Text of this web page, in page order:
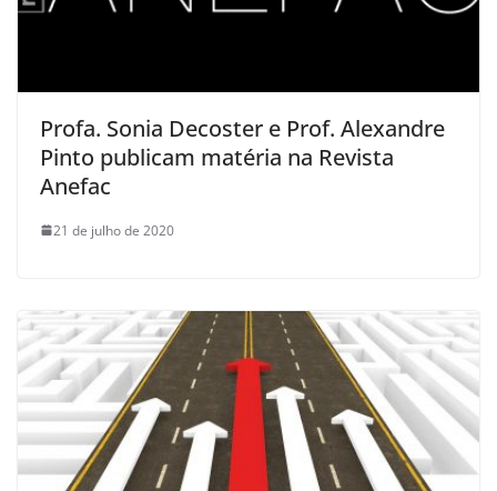
Profa. Sonia Decoster e Prof. Alexandre
Pinto publicam matéria na Revista
Anefac
21 de julho de 2020